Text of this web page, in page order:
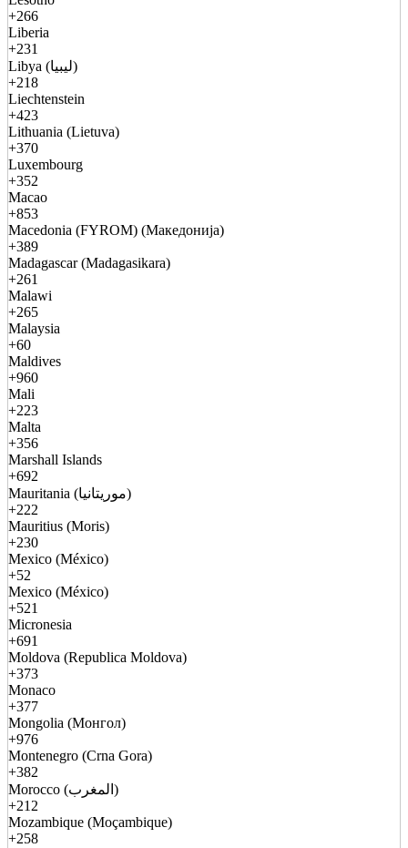
+266
Liberia
+231
Libya (ليبيا)
+218
Liechtenstein
+423
Lithuania (Lietuva)
+370
Luxembourg
+352
Macao
+853
Macedonia (FYROM) (Македонија)
+389
Madagascar (Madagasikara)
+261
Malawi
+265
Malaysia
+60
Maldives
+960
Mali
+223
Malta
+356
Marshall Islands
+692
Mauritania (موريتانيا)
+222
Mauritius (Moris)
+230
Mexico (México)
+52
Mexico (México)
+521
Micronesia
+691
Moldova (Republica Moldova)
+373
Monaco
+377
Mongolia (Монгол)
+976
Montenegro (Crna Gora)
+382
Morocco (المغرب)
+212
Mozambique (Moçambique)
+258